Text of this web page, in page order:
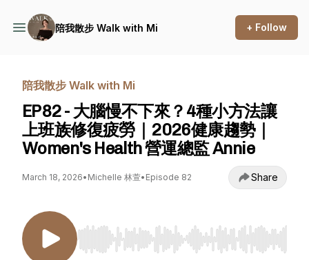
陪我散步 Walk with Mi + Follow
陪我散步 Walk with Mi
EP82 - 大腦慢不下來？4種小方法讓
上班族修復疲勞｜2026健康趨勢｜
Women's Health 營運總監 Annie
March 18, 2026• Michelle 林萱• Episode 82 Share
Use Left/Right to seek, Home/End to jump to